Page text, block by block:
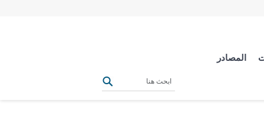
المصادر